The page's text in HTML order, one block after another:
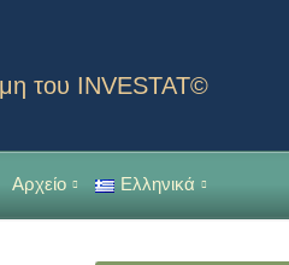
του INVESTAT©
Αρχείο Ελληνικά